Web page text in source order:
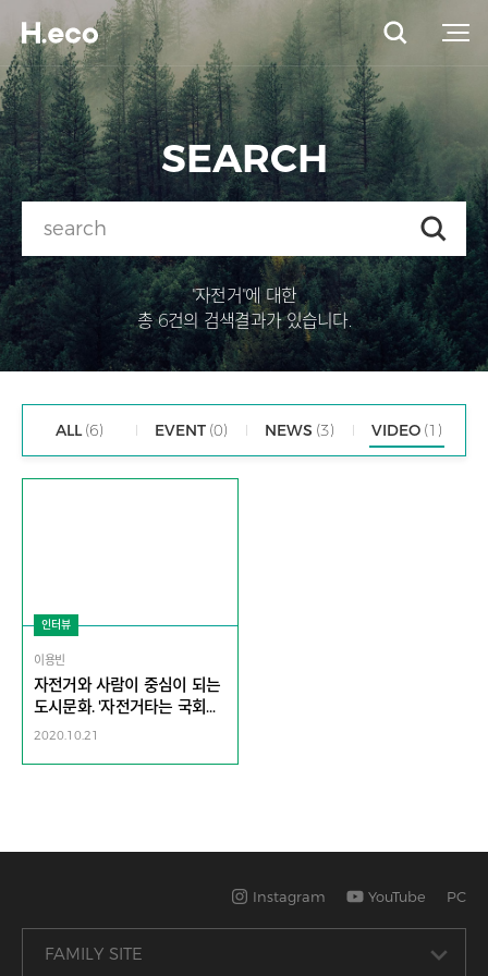
SEARCH
"자전거"에 대한
총 6건의 검색결과가 있습니다.
ALL (6) EVENT (0) NEWS (3) VIDEO (1)
인터뷰
이용빈
자전거와 사람이 중심이 되는
도시문화. '자전거타는 국회의
원 모임' 으로 시작! | 국회의원
2020.10.21
Instagram YouTube PC